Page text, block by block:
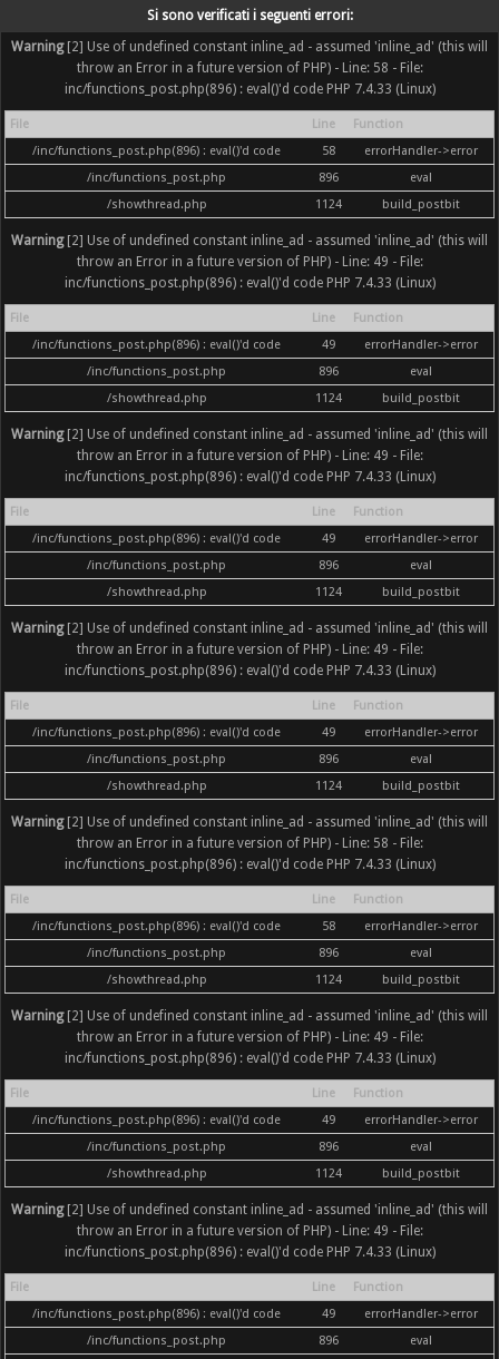
Si sono verificati i seguenti errori:
Warning[2] Use of undefined constant inline_ad - assumed 'inline_ad' (this will
throw an Error in a future version of PHP) - Line: 58 - File:
inc/functions_post.php(896) : eval()'d code PHP 7.4.33 (Linux)
File Line
Function
/inc/functions_post.php(896) : eval()'d code
58
errorHandler->error
/inc/functions_post.php
896
eval
/showthread.php
1124 build_postbit
Warning[2] Use of undefined constant inline_ad - assumed 'inline_ad' (this will
throw an Error in a future version of PHP) - Line: 49 - File:
inc/functions_post.php(896) : eval()'d code PHP 7.4.33 (Linux)
File Line
Function
/inc/functions_post.php(896) : eval()'d code
49
errorHandler->error
/inc/functions_post.php
896
eval
/showthread.php
1124 build_postbit
Warning[2] Use of undefined constant inline_ad - assumed 'inline_ad' (this will
throw an Error in a future version of PHP) - Line: 49 - File:
inc/functions_post.php(896) : eval()'d code PHP 7.4.33 (Linux)
File Line
Function
/inc/functions_post.php(896) : eval()'d code
49
errorHandler->error
/inc/functions_post.php
896
eval
/showthread.php
1124 build_postbit
Warning[2] Use of undefined constant inline_ad - assumed 'inline_ad' (this will
throw an Error in a future version of PHP) - Line: 49 - File:
inc/functions_post.php(896) : eval()'d code PHP 7.4.33 (Linux)
File Line
Function
/inc/functions_post.php(896) : eval()'d code
49
errorHandler->error
/inc/functions_post.php
896
eval
/showthread.php
1124 build_postbit
Warning[2] Use of undefined constant inline_ad - assumed 'inline_ad' (this will
throw an Error in a future version of PHP) - Line: 58 - File:
inc/functions_post.php(896) : eval()'d code PHP 7.4.33 (Linux)
File Line
Function
/inc/functions_post.php(896) : eval()'d code
58
errorHandler->error
/inc/functions_post.php
896
eval
/showthread.php
1124 build_postbit
Warning[2] Use of undefined constant inline_ad - assumed 'inline_ad' (this will
throw an Error in a future version of PHP) - Line: 49 - File:
inc/functions_post.php(896) : eval()'d code PHP 7.4.33 (Linux)
File Line
Function
/inc/functions_post.php(896) : eval()'d code
49
errorHandler->error
/inc/functions_post.php
896
eval
/showthread.php
1124 build_postbit
Warning[2] Use of undefined constant inline_ad - assumed 'inline_ad' (this will
throw an Error in a future version of PHP) - Line: 49 - File:
inc/functions_post.php(896) : eval()'d code PHP 7.4.33 (Linux)
File Line
Function
/inc/functions_post.php(896) : eval()'d code
49
errorHandler->error
/inc/functions_post.php
896
eval